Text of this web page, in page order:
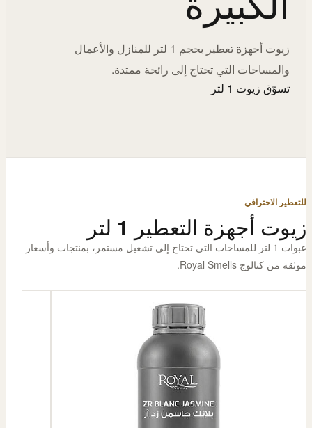
زيوت أجهزة تعطير بحجم 1 لتر للمنازل والأعمال
والمساحات التي تحتاج إلى رائحة ممتدة.
تسوّق زيوت 1 لتر
للتعطير الاحترافي
زيوت أجهزة التعطير 1 لتر
عبوات 1 لتر للمساحات التي تحتاج إلى تشغيل مستمر، بمنتجات وأسعار
موثقة من كتالوج Royal Smells.